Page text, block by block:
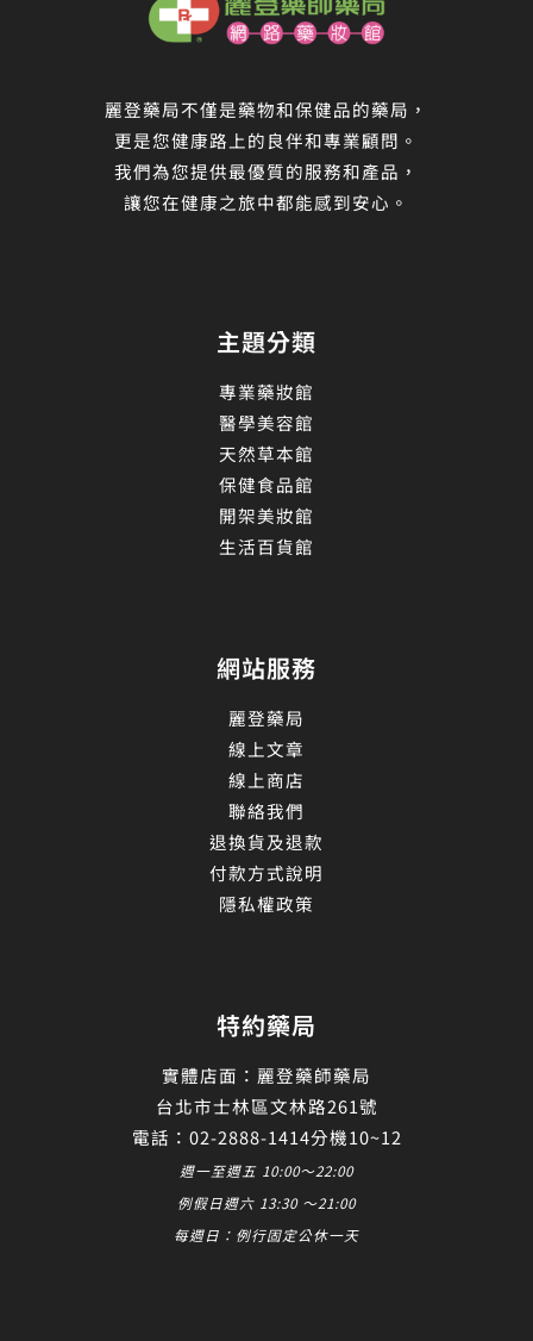
麗登藥局不僅是藥物和保健品的藥局，
更是您健康路上的良伴和專業顧問。
我們為您提供最優質的服務和產品，
讓您在健康之旅中都能感到安心。
主題分類
專業藥妝館
醫學美容館
天然草本館
保健食品館
開架美妝館
生活百貨館
網站服務
麗登藥局
線上文章
線上商店
聯絡我們
退換貨及退款
付款方式說明
隱私權政策
特約藥局
實體店面：麗登藥師藥局
台北市士林區文林路261號
電話：02-2888-1414分機10~12
週一至週五 10:00～22:00
例假日週六 13:30 ～21:00
每週日：例行固定公休一天